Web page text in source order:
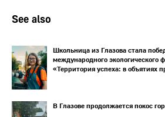
See also
Школьница из Глазова стала
международного экологического
«Территория успеха: в объятиях
В Глазове продолжается покос